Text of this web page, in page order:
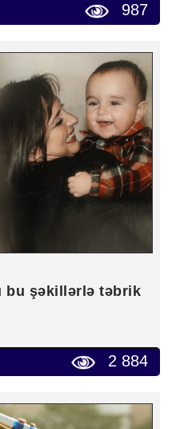
987
bu şəkillərlə təbrik
2 884